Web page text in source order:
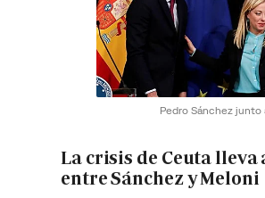
Pedro Sánchez junto
La crisis de Ceuta
entre Sánchez y Meloni